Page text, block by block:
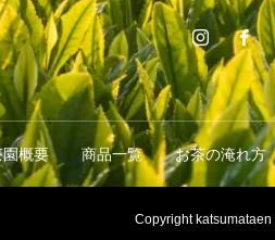
園概要 商品一覧 お茶の淹れ方
Copyright